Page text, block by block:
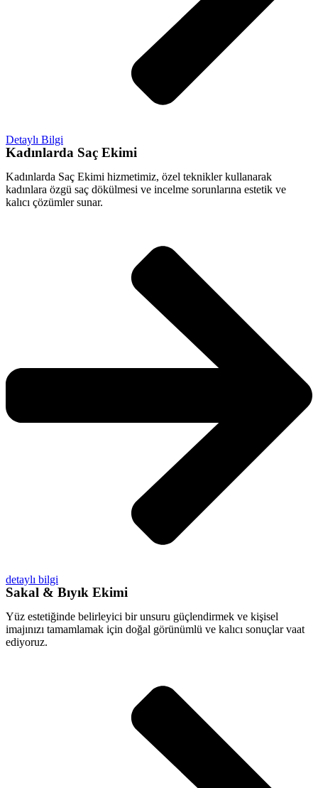
Detaylı Bilgi
Kadınlarda Saç Ekimi
Kadınlarda Saç Ekimi hizmetimiz, özel teknikler kullanarak
kadınlara özgü saç dökülmesi ve incelme sorunlarına estetik ve
kalıcı çözümler sunar.
detaylı bilgi
Sakal & Bıyık Ekimi
Yüz estetiğinde belirleyici bir unsuru güçlendirmek ve kişisel
imajınızı tamamlamak için doğal görünümlü ve kalıcı sonuçlar vaat
ediyoruz.